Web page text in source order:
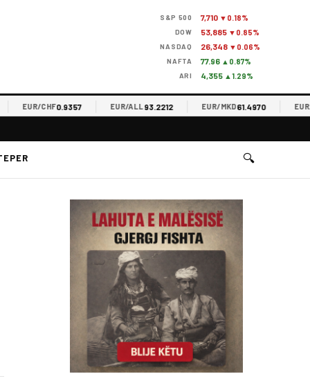
S&P 500 7,710 ▼0.18%
DOW 53,885 ▼0.85%
NASDAQ 26,348 ▼0.06%
NAFTA 77.96 ▲0.87%
ARI 4,355 ▲1.29%
EUR/CHF0.9357 EUR/ALL93.2212 EUR/MKD61.4970 EUR/RSD
🔍